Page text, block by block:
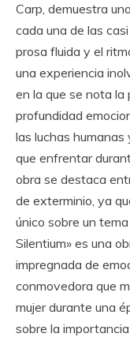
Carp, demuestra
cada una de las
prosa fluida y el
una experiencia
en la que se nota la
profundidad
las luchas
que enfrentar
obra se destaca
de exterminio, ya
único sobre un
Silentium» es una
impregnada de
conmovedora que
mujer durante una
sobre la